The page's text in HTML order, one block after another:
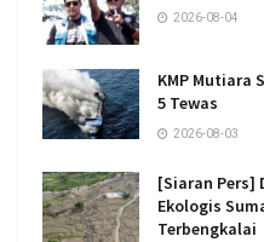
2026-08-04
KMP Mutiara
5 Tewas
2026-08-03
[Siaran Pers]
Ekologis
Terbengkalai